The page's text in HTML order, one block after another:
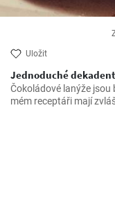
Uložit
Jednoduché
Čokoládové lanýže
mém receptáři mají